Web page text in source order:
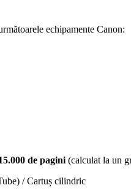
echipamente Canon:
de pagini (calculat la un
/ Cartuș cilindric